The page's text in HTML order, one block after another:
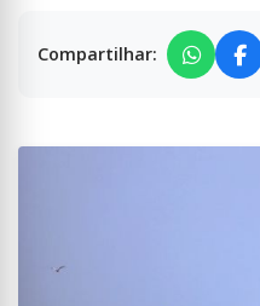
Compartilhar: